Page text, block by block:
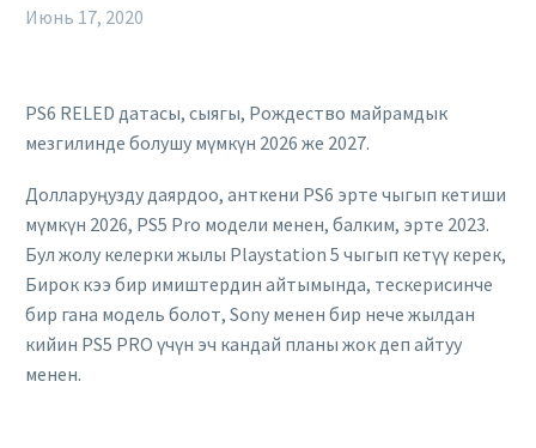
Июнь 17, 2020
PS6 RELED датасы, сыягы, Рождество майрамдык
мезгилинде болушу мүмкүн 2026 же 2027.
Долларуңузду даярдоо, анткени PS6 эрте чыгып кетиши
мүмкүн 2026, PS5 Pro модели менен, балким, эрте 2023.
Бул жолу келерки жылы Playstation 5 чыгып кетүү керек,
Бирок кээ бир имиштердин айтымында, тескерисинче
бир гана модель болот, Sony менен бир нече жылдан
кийин PS5 PRO үчүн эч кандай планы жок деп айтуу
менен.